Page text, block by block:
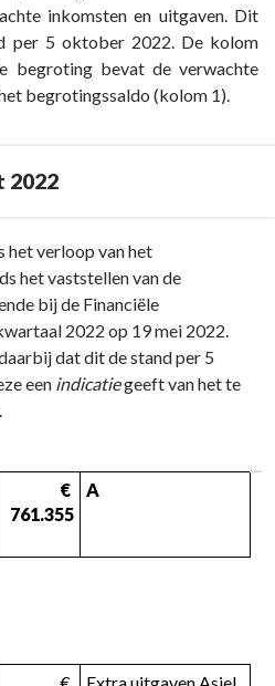
inkomsten en uitgaven. Dit
per 5 oktober 2022. De kolom
begroting bevat de verwachte
begrotingssaldo (kolom 1).
2022
het verloop van het
het vaststellen van de
bij de Financiële
2022 op 19 mei 2022.
dat dit de stand per 5
een indicatiegeeft van het te
761.355
A